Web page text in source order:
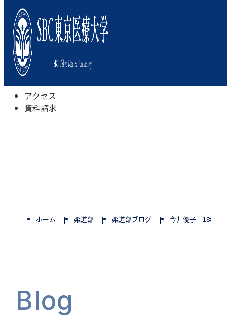
本学について
学びの特色
学部・学科
キャンパスライフ
入試情報
受験相談会
アクセス
資料請求
Blog
ホーム 柔道部 柔道部ブログ 今井優子 188